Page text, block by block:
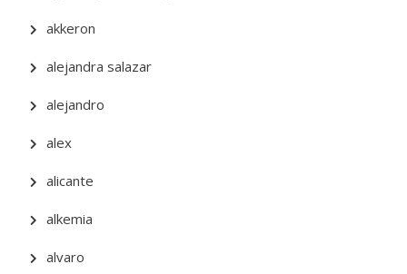
akkeron
alejandra salazar
alejandro
alex
alicante
alkemia
alvaro